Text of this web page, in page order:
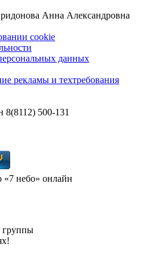
Анна Александровна
cookie
данных
рекламы и техтребования
8(8112) 500-131
«7 небо» онлайн